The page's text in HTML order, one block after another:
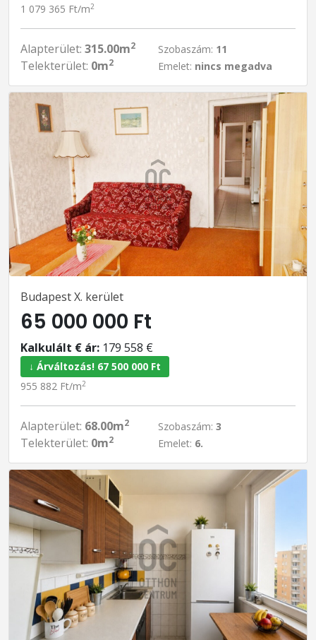
1 079 365 Ft/m2
Alapterület: 315.00m2
Telekterület: 0m2
Szobaszám: 11
Emelet: nincs megadva
Budapest X. kerület
65 000 000 Ft
Kalkulált € ár: 179 558 €
↓ Árváltozás! 67 500 000 Ft
955 882 Ft/m2
Alapterület: 68.00m2
Telekterület: 0m2
Szobaszám: 3
Emelet: 6.